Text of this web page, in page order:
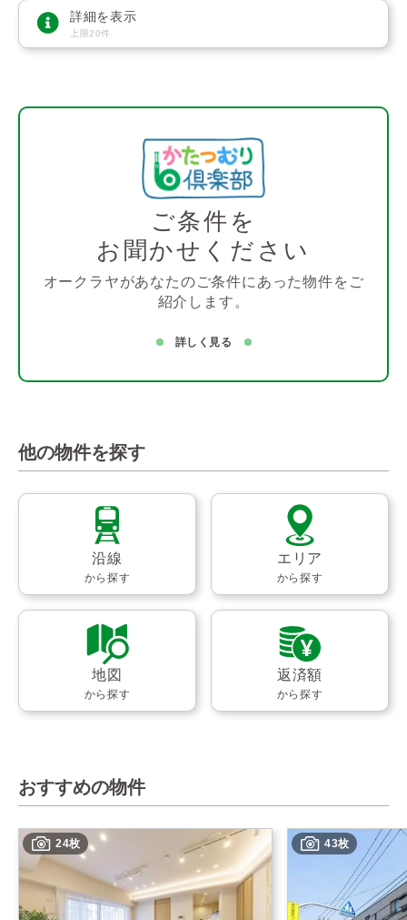
詳細を表示
上限20件
ご条件を
お聞かせください
オークラヤがあなたのご条件にあった物件をご
紹介します。
詳しく見る
他の物件を探す
沿線
から探す
エリア
から探す
地図
から探す
返済額
から探す
おすすめの物件
24枚 43枚